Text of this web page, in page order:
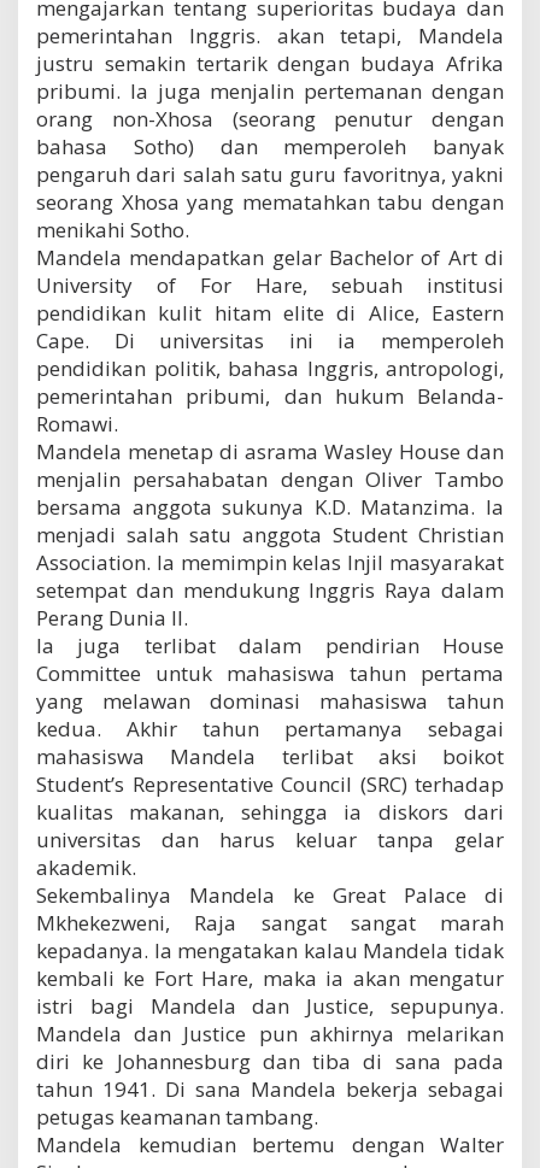
mengajarkan tentang superioritas budaya dan
pemerintahan Inggris. akan tetapi, Mandela
justru semakin tertarik dengan budaya Afrika
pribumi. Ia juga menjalin pertemanan dengan
orang non-Xhosa (seorang penutur dengan
bahasa Sotho) dan memperoleh banyak
pengaruh dari salah satu guru favoritnya, yakni
seorang Xhosa yang mematahkan tabu dengan
menikahi Sotho.
Mandela mendapatkan gelar Bachelor of Art di
University of For Hare, sebuah institusi
pendidikan kulit hitam elite di Alice, Eastern
Cape. Di universitas ini ia memperoleh
pendidikan politik, bahasa Inggris, antropologi,
pemerintahan pribumi, dan hukum Belanda-
Romawi.
Mandela menetap di asrama Wasley House dan
menjalin persahabatan dengan Oliver Tambo
bersama anggota sukunya K.D. Matanzima. Ia
menjadi salah satu anggota Student Christian
Association. Ia memimpin kelas Injil masyarakat
setempat dan mendukung Inggris Raya dalam
Perang Dunia II.
Ia juga terlibat dalam pendirian House
Committee untuk mahasiswa tahun pertama
yang melawan dominasi mahasiswa tahun
kedua. Akhir tahun pertamanya sebagai
mahasiswa Mandela terlibat aksi boikot
Student’s Representative Council (SRC) terhadap
kualitas makanan, sehingga ia diskors dari
universitas dan harus keluar tanpa gelar
akademik.
Sekembalinya Mandela ke Great Palace di
Mkhekezweni, Raja sangat sangat marah
kepadanya. Ia mengatakan kalau Mandela tidak
kembali ke Fort Hare, maka ia akan mengatur
istri bagi Mandela dan Justice, sepupunya.
Mandela dan Justice pun akhirnya melarikan
diri ke Johannesburg dan tiba di sana pada
tahun 1941. Di sana Mandela bekerja sebagai
petugas keamanan tambang.
Mandela kemudian bertemu dengan Walter